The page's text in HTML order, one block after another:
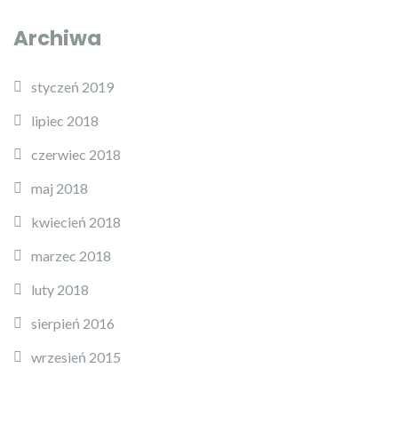
Archiwa
styczeń 2019
lipiec 2018
czerwiec 2018
maj 2018
kwiecień 2018
marzec 2018
luty 2018
sierpień 2016
wrzesień 2015